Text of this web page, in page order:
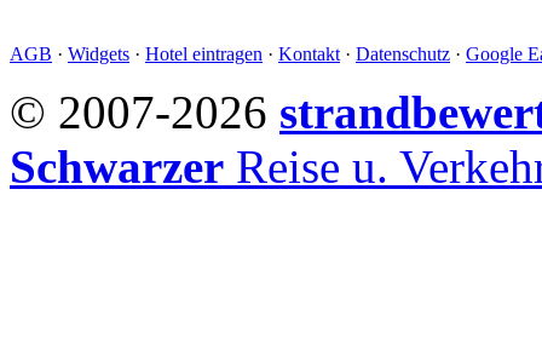
AGB · Widgets · Hotel eintragen · Kontakt · Datenschutz · Google
© 2007-2026
Schwarzer Reise u.